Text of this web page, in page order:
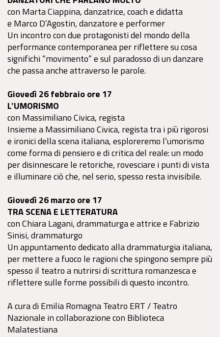
con Marta Ciappina, danzatrice, coach e didatta
e Marco D’Agostin, danzatore e performer
Un incontro con due protagonisti del mondo della
performance contemporanea per riflettere su cosa
significhi “movimento” e sul paradosso di un danzare
che passa anche attraverso le parole.
Giovedì 26 febbraio ore 17
L’UMORISMO
con Massimiliano Civica, regista
Insieme a Massimiliano Civica, regista tra i più rigorosi
e ironici della scena italiana, esploreremo l’umorismo
come forma di pensiero e di critica del reale: un modo
per disinnescare le retoriche, rovesciare i punti di vista
e illuminare ciò che, nel serio, spesso resta invisibile.
Giovedì 26 marzo ore 17
TRA SCENA E LETTERATURA
con Chiara Lagani, drammaturga e attrice e Fabrizio
Sinisi, drammaturgo
Un appuntamento dedicato alla drammaturgia italiana,
per mettere a fuoco le ragioni che spingono sempre più
spesso il teatro a nutrirsi di scrittura romanzesca e
riflettere sulle forme possibili di questo incontro.
A cura di Emilia Romagna Teatro ERT / Teatro
Nazionale in collaborazione con Biblioteca
Malatestiana